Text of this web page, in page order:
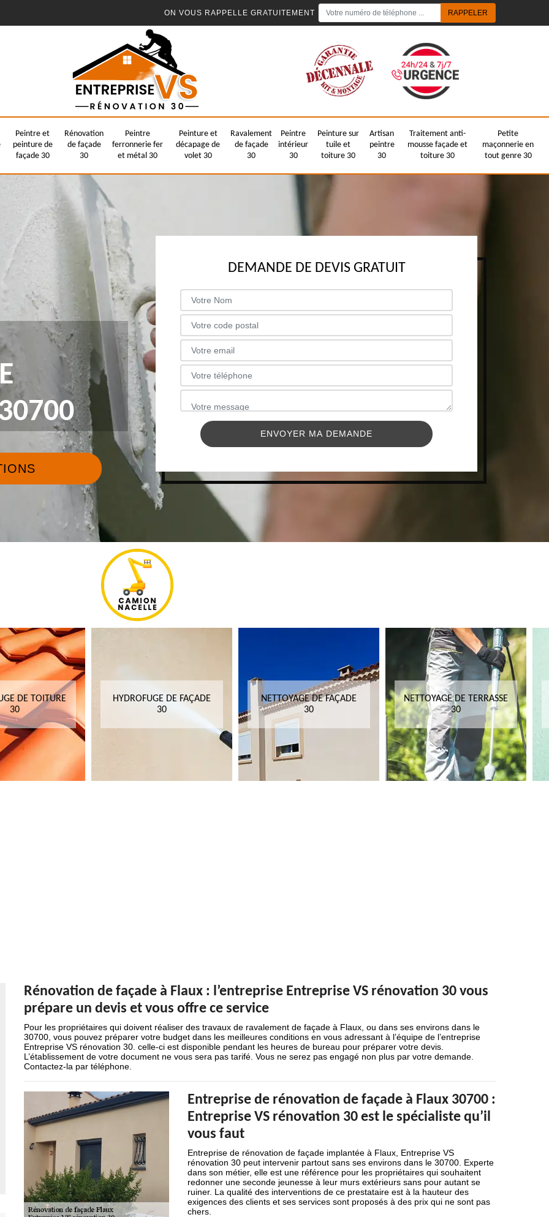
ON VOUS RAPPELLE GRATUITEMENT
Peintre et
peinture de
façade 30
Rénovation
de façade
30
Peintre
ferronnerie fer
et métal 30
Peinture et
décapage de
volet 30
Ravalement
de façade
30
Peintre
intérieur
30
Peinture sur
tuile et
toiture 30
Artisan
peintre
30
Traitement anti-
mousse façade et
toiture 30
Petite
maçonnerie en
tout genre 30
DEMANDE DE DEVIS GRATUIT
DE TOITURE
30
HYDROFUGE DE FAÇADE
30
NETTOYAGE DE FAÇADE
30
NETTOYAGE DE TERRASSE
30
Rénovation de façade à Flaux : l’entreprise Entreprise VS rénovation 30 vous
prépare un devis et vous offre ce service
Pour les propriétaires qui doivent réaliser des travaux de ravalement de façade à Flaux, ou dans ses environs dans le
30700, vous pouvez préparer votre budget dans les meilleures conditions en vous adressant à l’équipe de l’entreprise
Entreprise VS rénovation 30. celle-ci est disponible pendant les heures de bureau pour préparer votre devis.
L’établissement de votre document ne vous sera pas tarifé. Vous ne serez pas engagé non plus par votre demande.
Contactez-la par téléphone.
Entreprise de rénovation de façade à Flaux 30700 :
Entreprise VS rénovation 30 est le spécialiste qu’il
vous faut
Entreprise de rénovation de façade implantée à Flaux, Entreprise VS
rénovation 30 peut intervenir partout sans ses environs dans le 30700. Experte
dans son métier, elle est une référence pour les propriétaires qui souhaitent
redonner une seconde jeunesse à leur murs extérieurs sans pour autant se
ruiner. La qualité des interventions de ce prestataire est à la hauteur des
exigences des clients et ses services sont proposés à des prix qui ne sont pas
chers.